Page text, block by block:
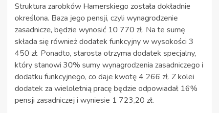
Struktura zarobków Hamerskiego została dokładnie
określona. Baza jego pensji, czyli wynagrodzenie
zasadnicze, będzie wynosić 10 770 zł. Na te sumę
składa się również dodatek funkcyjny w wysokości 3
450 zł. Ponadto, starosta otrzyma dodatek specjalny,
który stanowi 30% sumy wynagrodzenia zasadniczego i
dodatku funkcyjnego, co daje kwotę 4 266 zł. Z kolei
dodatek za wieloletnią pracę będzie odpowiadał 16%
pensji zasadniczej i wyniesie 1 723,20 zł.